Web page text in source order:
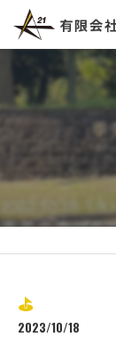
⛳️
2023/10/18